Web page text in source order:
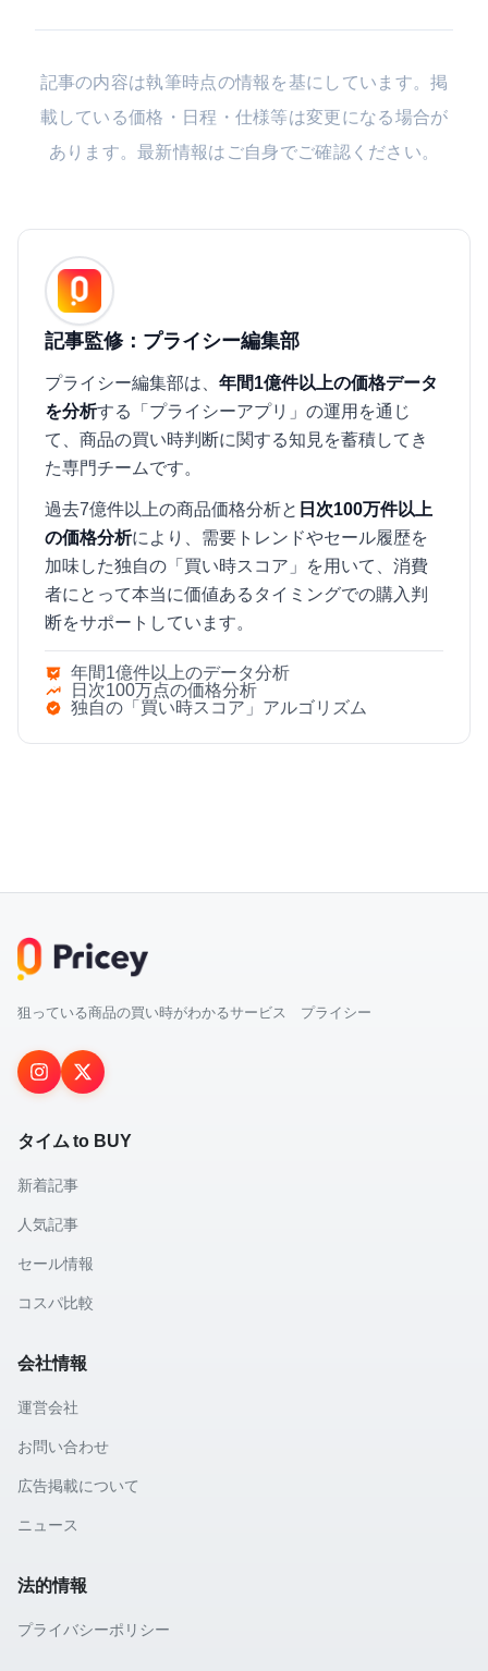
記事の内容は執筆時点の情報を基にしています。掲
載している価格・日程・仕様等は変更になる場合が
あります。最新情報はご自身でご確認ください。
記事監修：プライシー編集部
プライシー編集部は、 年間1億件以上の価格データ
を分析する「プライシーアプリ」の運用を通じ
て、商品の買い時判断に関する知見を蓄積してき
た専門チームです。
過去7億件以上の商品価格分析と 日次100万件以上
の価格分析により、需要トレンドやセール履歴を
加味した独自の「買い時スコア」を用いて、消費
者にとって本当に価値あるタイミングでの購入判
断をサポートしています。
年間1億件以上のデータ分析
日次100万点の価格分析
独自の「買い時スコア」アルゴリズム
狙っている商品の買い時がわかるサービス プライシー
タイム to BUY
新着記事
人気記事
セール情報
コスパ比較
会社情報
運営会社
お問い合わせ
広告掲載について
ニュース
法的情報
プライバシーポリシー